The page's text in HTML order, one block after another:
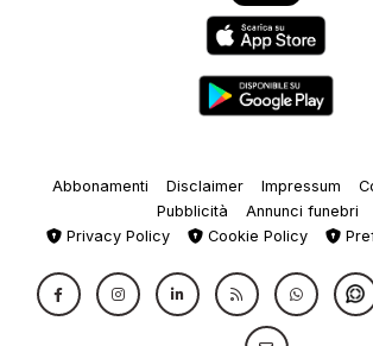
Abbonamenti Disclaimer Impressum
Pubblicità
Annunci funebri
Privacy Policy
Cookie Policy